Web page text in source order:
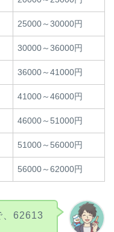
25000～30000円
30000～36000円
36000～41000円
41000～46000円
46000～51000円
51000～56000円
56000～62000円
、62613